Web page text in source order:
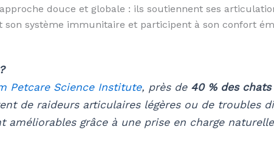
douce et globale : ils soutiennent ses
son système immunitaire et participent à son confort
Petcare Science Institute, près de 40 % des
de raideurs articulaires légères ou de troubles
améliorables grâce à une prise en charge naturelle